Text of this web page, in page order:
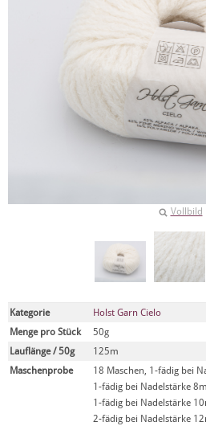
Vollbild
Kategorie
Holst Garn Cielo
Menge pro Stück
50g
Lauflänge / 50g
125m
Maschenprobe
18 Maschen, 1-fädig bei
1-fädig bei Nadelstärke
1-fädig bei Nadelstärke
2-fädig bei Nadelstärke